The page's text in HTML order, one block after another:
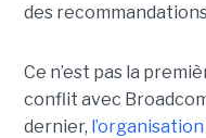
des
Ce n’est pas la
conflit avec
dernier,